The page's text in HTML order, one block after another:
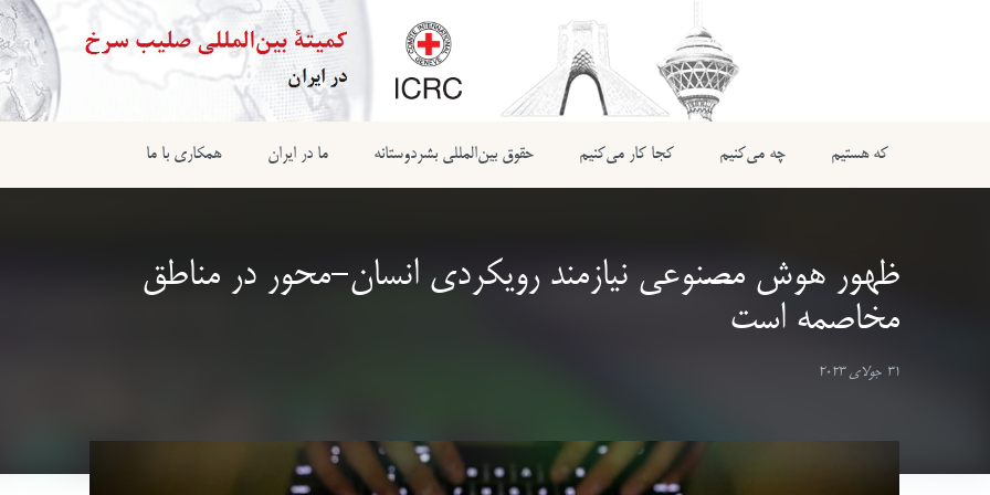
که هستیم چه می‌کنیم کجا کار می‌کنیم حقوق بین‌المللی بشردوستانه ما در ایران همکاری با ما
ظهور هوش مصنوعی نیازمند رویکردی انسان-محور در مناطق
مخاصمه است
31 جولای 2023